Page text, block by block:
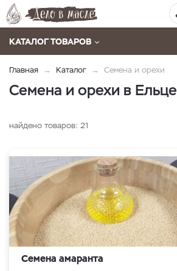
КАТАЛОГ ТОВАРОВ
Главная Каталог Семена и орехи
Семена и орехи в Ельце
найдено товаров: 21
Семена амаранта